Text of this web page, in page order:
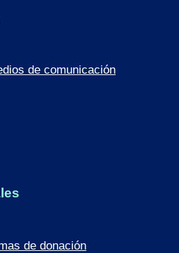
de comunicación
de donación